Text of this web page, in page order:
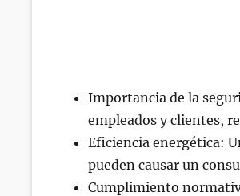
Importancia de la
empleados y clientes,
Eficiencia energética:
pueden causar un
Cumplimiento